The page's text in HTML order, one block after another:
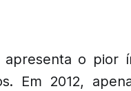
apresenta o pior
Em 2012,